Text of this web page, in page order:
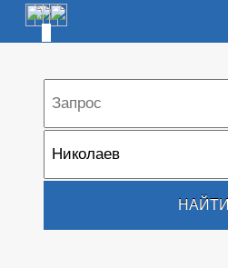
НАЙТИ